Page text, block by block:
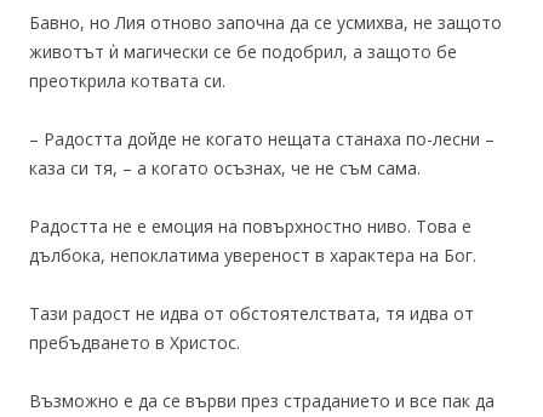
Бавно, но Лия отново започна да се усмихва, не защото
животът ѝ магически се бе подобрил, а защото бе
преоткрила котвата си.
– Радостта дойде не когато нещата станаха по-лесни –
каза си тя, – а когато осъзнах, че не съм сама.
Радостта не е емоция на повърхностно ниво. Това е
дълбока, непоклатима увереност в характера на Бог.
Тази радост не идва от обстоятелствата, тя идва от
пребъдването в Христос.
Възможно е да се върви през страданието и все пак да